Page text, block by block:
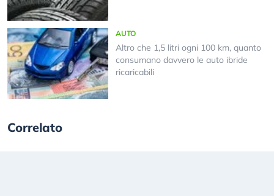
AUTO
Altro che 1,5 litri ogni 100 km, quanto
consumano davvero le auto ibride
ricaricabili
Correlato